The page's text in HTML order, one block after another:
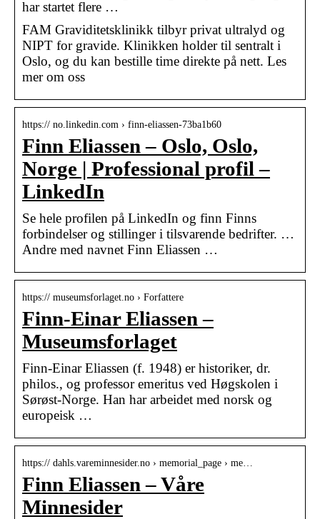
har startet flere …
FAM Graviditetsklinikk tilbyr privat ultralyd og
NIPT for gravide. Klinikken holder til sentralt i
Oslo, og du kan bestille time direkte på nett. Les
mer om oss
https:// no.linkedin.com › finn-eliassen-73ba1b60
Finn Eliassen – Oslo, Oslo,
Norge | Professional profil –
LinkedIn
Se hele profilen på LinkedIn og finn Finns
forbindelser og stillinger i tilsvarende bedrifter. …
Andre med navnet Finn Eliassen …
https:// museumsforlaget.no › Forfattere
Finn-Einar Eliassen –
Museumsforlaget
Finn-Einar Eliassen (f. 1948) er historiker, dr.
philos., og professor emeritus ved Høgskolen i
Sørøst-Norge. Han har arbeidet med norsk og
europeisk …
https:// dahls.vareminnesider.no › memorial_page › me…
Finn Eliassen – Våre
Minnesider